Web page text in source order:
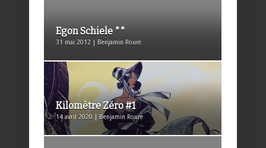
Egon Schiele **
31 mai 2012 | Benjamin Roure
Kilomètre Zéro #1
14 avril 2020 | Benjamin Roure